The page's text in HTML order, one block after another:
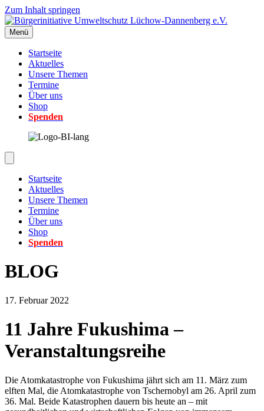
Zum Inhalt springen
Menü
Startseite
Aktuelles
Unsere Themen
Termine
Über uns
Shop
Spenden
Startseite
Aktuelles
Unsere Themen
Termine
Über uns
Shop
Spenden
BLOG
17. Februar 2022
11 Jahre Fukushima –
Veranstaltungsreihe
Die Atomkatastrophe von Fukushima jährt sich am 11. März zum
elften Mal, die Atomkatastrophe von Tschernobyl am 26. April zum
36. Mal. Beide Katastrophen dauern bis heute an – mit